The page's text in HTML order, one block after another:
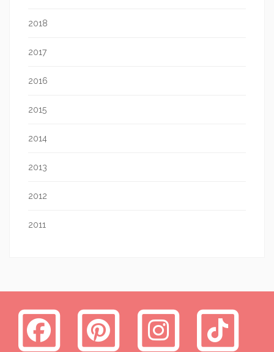
2018
2017
2016
2015
2014
2013
2012
2011